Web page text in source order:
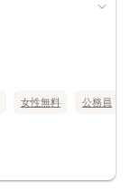
女性無料 公務員